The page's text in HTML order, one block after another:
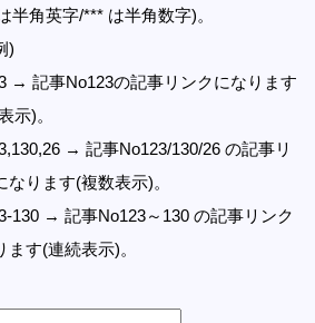
半角英字/*** は半角数字)。
)
→ 記事No123の記事リンクになります
示)。
→ 記事No123/130/26 の記事リ
なります(複数表示)。
130 → 記事No123～130 の記事リンク
ます(連続表示)。